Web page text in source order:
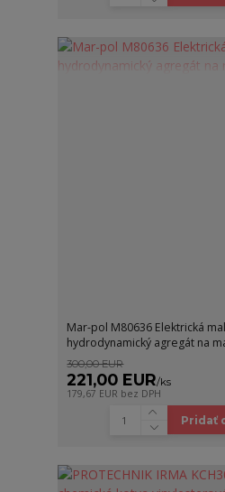
Mar-pol M80636 Elektrická
hydrodynamický agregát na
300,00 EUR
221,00 EUR/ks
179,67 EUR bez DPH
Pridať